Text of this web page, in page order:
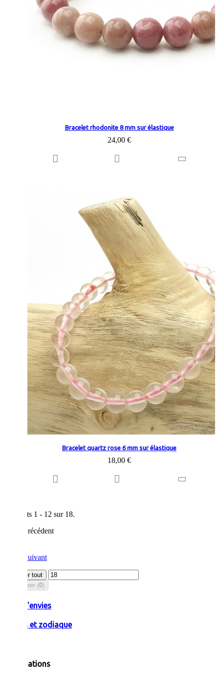
Bracelet rhodonite 8 mm sur élastique
24,00 €
Bracelet quartz rose 6 mm sur élastique
18,00 €
Résultats 1 - 12 sur 18.
Précédent
Suivant
Afficher tout
Comparer (0)
Liste d'envies
Pierres et zodiaque
Informations